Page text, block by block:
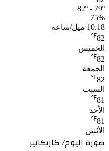
82º - 79º
75%
10.18 ميل/ساعة
82
℉
الخميس
82
℉
الجمعة
82
℉
السبت
81
℉
الأحد
81
℉
الأثنين
صورة اليوم/ كاريكاتير